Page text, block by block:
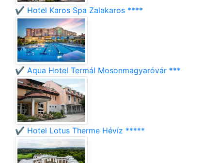
✔️ Hotel Karos Spa Zalakaros ****
✔️ Aqua Hotel Termál Mosonmagyaróvár ***
✔️ Hotel Lotus Therme Hévíz *****